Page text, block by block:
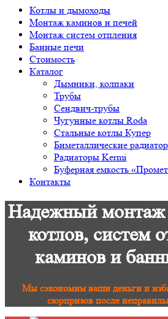
Котлы и дымоходы
Монтаж каминов и печей
Монтаж систем отпления
Банные печи
Стоимость
Каталог
Дымники, колпаки
Трубы
Сендвич-трубы
Чугунные котлы Roda
Стальные котлы Купер
Биметаллические
Радиаторы Kermi
Буферная емкость
Контакты
Надежный монтаж
котлов, систем
каминов и
Мы сэкономим ваши деньги и
сюрпризов после